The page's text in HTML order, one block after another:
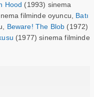
Hood (1993) sinema
filminde oyuncu, Batı
Beware! The Blob (1972)
(1977) sinema filminde